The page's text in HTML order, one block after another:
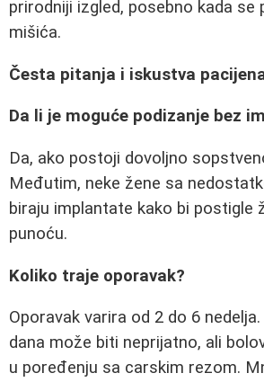
prirodniji izgled, posebno kada se
mišića.
Česta pitanja i iskustva
Da li je moguće podizanje bez
Da, ako postoji dovoljno
Međutim, neke žene sa
biraju implantate kako bi postigle
punoću.
Koliko traje oporavak?
Oporavak varira od 2 do 6
dana može biti neprijatno, ali
u poređenju sa carskim rezom.